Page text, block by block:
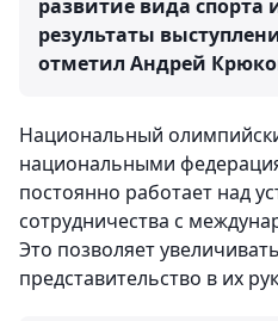
развитие вида спорта
результаты
отметил Андрей
Национальный
национальными
постоянно работает над
сотрудничества с
Это позволяет
представительство в их